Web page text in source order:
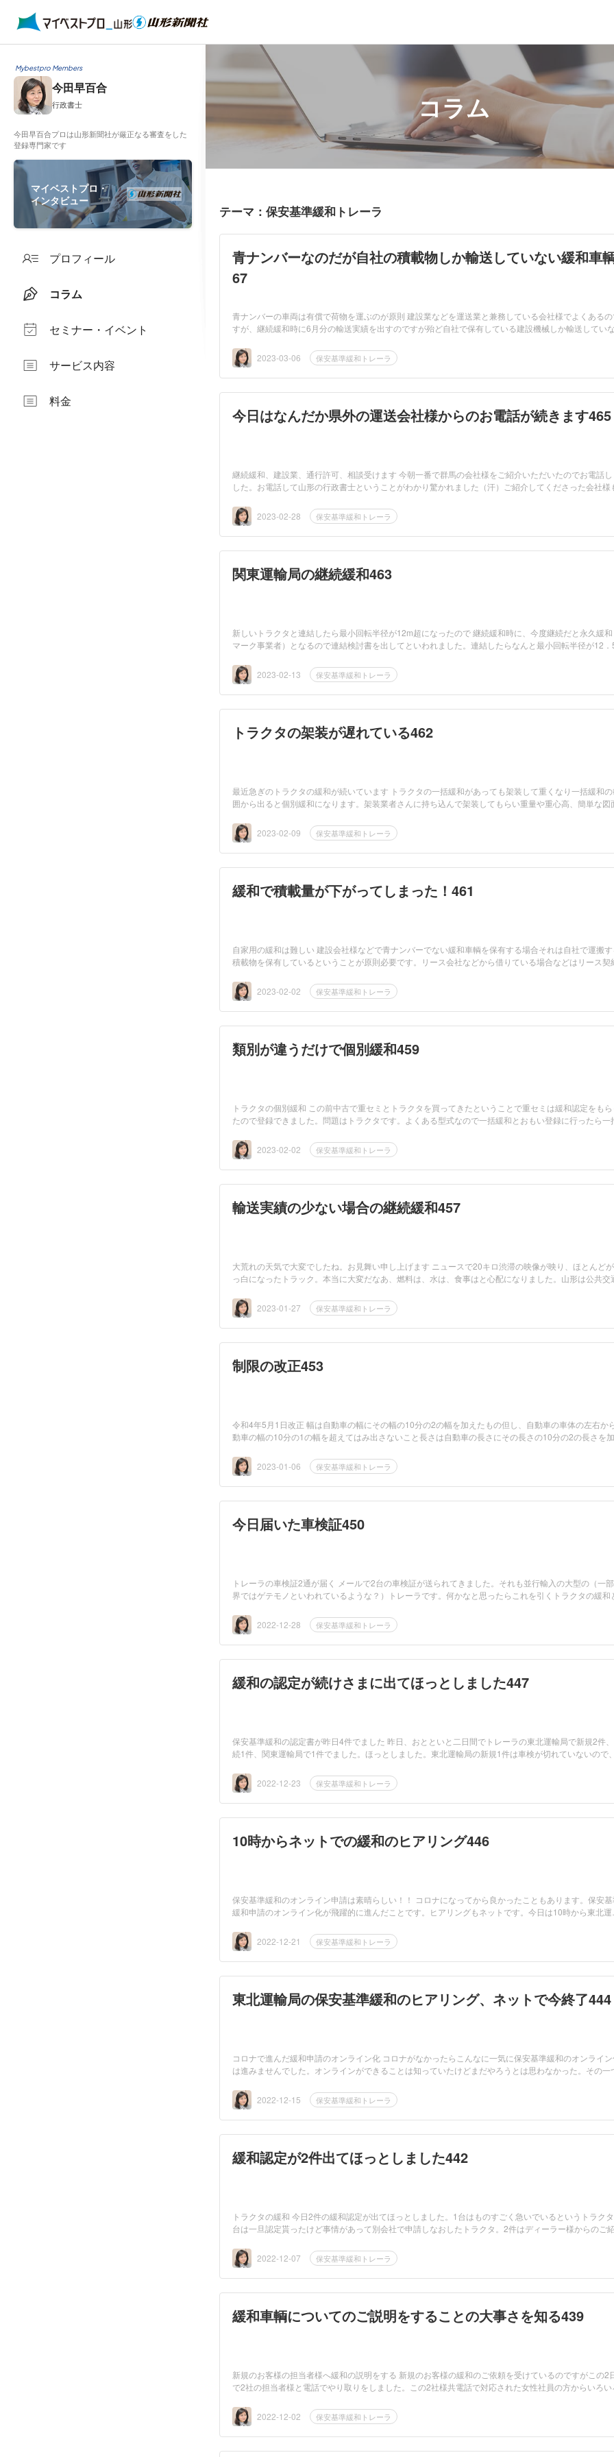
Mybestpro Members
今田早百合
行政書士
今田早百合プロは山形新聞社が厳正なる審査をした
登録専門家です
マイベストプロ・
インタビュー
プロフィール
コラム
セミナー・イベント
サービス内容
料金
コラム
テーマ：保安基準緩和トレーラ
青ナンバーなのだが自社の積載物しか輸送していない緩和車
67
青ナンバーの車両は有償で荷物を運ぶのが原則 建設業などを運送業と兼務している会社様でよくある
すが、継続緩和時に6月分の輸送実績を出すのですが殆ど自社で保有している建設機械しか輸送してい
2023-03-06
保安基準緩和トレーラ
今日はなんだか県外の運送会社様からのお電話が続きます465
継続緩和、建設業、通行許可、相談受けます 今朝一番で群馬の会社様をご紹介いただいたのでお電話
した。お電話して山形の行政書士ということがわかり驚かれました（汗）ご紹介してくださった会社様
2023-02-28
保安基準緩和トレーラ
関東運輸局の継続緩和463
新しいトラクタと連結したら最小回転半径が12m超になったので 継続緩和時に、今度継続だと永久緩
マーク事業者）となるので連結検討書を出してといわれました。連結したらなんと最小回転半径が12
2023-02-13
保安基準緩和トレーラ
トラクタの架装が遅れている462
最近急ぎのトラクタの緩和が続いています トラクタの一括緩和があっても架装して重くなり一括緩和
囲から出ると個別緩和になります。架装業者さんに持ち込んで架装してもらい重量や重心高、簡単な図
2023-02-09
保安基準緩和トレーラ
緩和で積載量が下がってしまった！461
自家用の緩和は難しい 建設会社様などで青ナンバーでない緩和車輌を保有する場合それは自社で運搬
積載物を保有しているということが原則必要です。リース会社などから借りている場合などはリース契
2023-02-02
保安基準緩和トレーラ
類別が違うだけで個別緩和459
トラクタの個別緩和 この前中古で重セミとトラクタを買ってきたということで重セミは緩和認定をも
たので登録できました。問題はトラクタです。よくある型式なので一括緩和とおもい登録に行ったら一
2023-02-02 保安基準緩和トレーラ
輸送実績の少ない場合の継続緩和457
大荒れの天気で大変でしたね。お見舞い申し上げます ニュースで20キロ渋滞の映像が映り、ほとんど
っ白になったトラック。本当に大変だなあ、燃料は、水は、食事はと心配になりました。山形は公共交
2023-01-27
保安基準緩和トレーラ
制限の改正453
令和4年5月1日改正 幅は自動車の幅にその幅の10分の2の幅を加えたもの但し、自動車の車体の左右か
動車の幅の10分の1の幅を超えてはみ出さないこと長さは自動車の長さにその長さの10分の2の長さを
2023-01-06 保安基準緩和トレーラ
今日届いた車検証450
トレーラの車検証2通が届く メールで2台の車検証が送られてきました。それも並行輸入の大型の（一
界ではゲテモノといわれているような？）トレーラです。何かなと思ったらこれを引くトラクタの緩和
2022-12-28
保安基準緩和トレーラ
緩和の認定が続けさまに出てほっとしました447
保安基準緩和の認定書が昨日4件でました 昨日、おとといと二日間でトレーラの東北運輸局で新規2件
続1件、関東運輸局で1件でました。ほっとしました。東北運輸局の新規1件は車検が切れていないので
2022-12-23
保安基準緩和トレーラ
10時からネットでの緩和のヒアリング446
保安基準緩和のオンライン申請は素晴らしい！！ コロナになってから良かったこともあります。保安
緩和申請のオンライン化が飛躍的に進んだことです。ヒアリングもネットです。今日は10時から東北運
2022-12-21
保安基準緩和トレーラ
東北運輸局の保安基準緩和のヒアリング、ネットで今終了444
コロナで進んだ緩和申請のオンライン化 コロナがなかったらこんなに一気に保安基準緩和のオンライ
は進みませんでした。オンラインができることは知っていたけどまだやろうとは思わなかった。その一
2022-12-15
保安基準緩和トレーラ
緩和認定が2件出てほっとしました442
トラクタの緩和 今日2件の緩和認定が出てほっとしました。1台はものすごく急いでいるというトラク
台は一旦認定貰ったけど事情があって別会社で申請しなおしたトラクタ。2件はディーラー様からのご
2022-12-07 保安基準緩和トレーラ
緩和車輌についてのご説明をすることの大事さを知る439
新規のお客様の担当者様へ緩和の説明をする 新規のお客様の緩和のご依頼を受けているのですがこの2
で2社の担当者様と電話でやり取りをしました。この2社様共電話で対応された女性社員の方からいろい
2022-12-02 保安基準緩和トレーラ